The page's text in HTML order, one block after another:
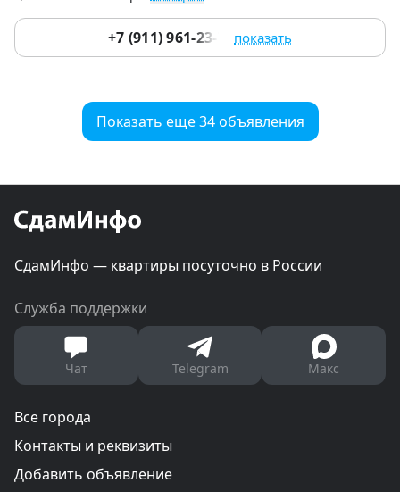
+7 (911) 961-23-75 показать
Показать еще 34 объявления
СдамИнфо — квартиры посуточно в России
Служба поддержки
Чат Telegram Макс
Все города
Контакты и реквизиты
Добавить объявление